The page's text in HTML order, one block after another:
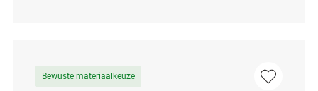
Bewuste materiaalkeuze